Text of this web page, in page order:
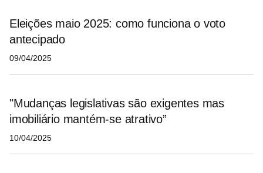
Eleições maio 2025: como funciona o voto
antecipado
09/04/2025
"Mudanças legislativas são exigentes mas
imobiliário mantém-se atrativo”
10/04/2025